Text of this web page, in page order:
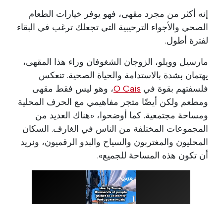
إنه أكثر من مجرد مقهى، فهو يوفر خيارات الطعام
الصحي والأجواء الترحيبية التي تجعلك ترغب في البقاء
لفترة أطول.
مارسيل وويلو، الزوجان الشغوفان وراء هذا المقهى،
يهتمان بشدة بالاستدامة والحياة الصحية. تنعكس
فلسفتهم بقوة في O Cais، وهو ليس فقط مقهى
ومطعم ولكن أيضًا متجر مفاهيمي مع الحرف المحلية
ومساحة مجتمعية. كما أوضحوا، «هناك العديد من
المجموعات المختلفة من الناس في الغارف. السكان
المحليون والمغتربون والسياح والبدو الرقميون، ونريد
أن تكون هذه المساحة للجميع».